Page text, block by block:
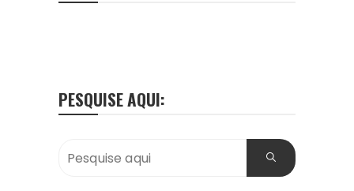
PESQUISE AQUI: